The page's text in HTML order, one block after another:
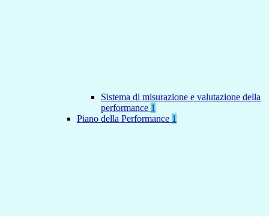
Sistema di misurazione e valutazione della
performance 1
Piano della Performance 1